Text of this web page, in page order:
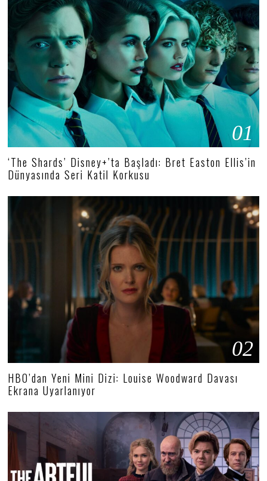
01
‘The Shards’ Disney+’ta Başladı: Bret Easton Ellis’in
Dünyasında Seri Katil Korkusu
02
HBO’dan Yeni Mini Dizi: Louise Woodward Davası
Ekrana Uyarlanıyor